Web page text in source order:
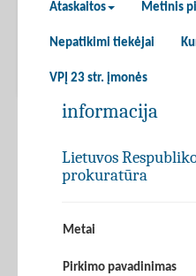
Ataskaitos Metinis
Nepatikimi tiekėjai
VPĮ 23 str. įmonės
informacija
Lietuvos
prokuratūra
Metai
Pirkimo pavadinimas